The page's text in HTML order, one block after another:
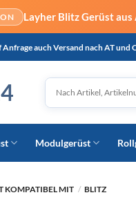
Layher Blitz Gerüst
Anfrage auch Versand nach AT und
Modulgerüst
KOMPATIBEL MIT / BLITZ